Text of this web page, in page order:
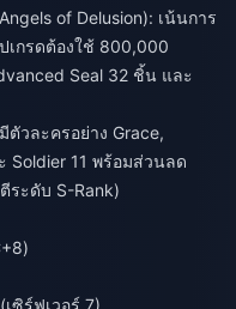
of Delusion): เน้นการ
เกรดต้องใช้ 800,000
Seal 32 ชิ้น และ
มีตัวละครอย่าง Grace,
Soldier 11 พร้อมส่วนลด
ระดับ S-Rank)
ซิร์ฟเวอร์ 7)